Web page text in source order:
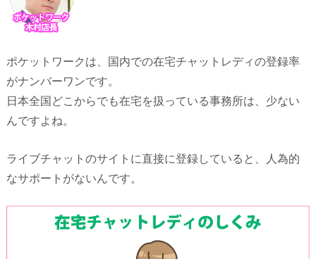
ポケットワークは、国内での在宅チャットレディの登録率
がナンバーワンです。
日本全国どこからでも在宅を扱っている事務所は、少ない
んですよね。
ライブチャットのサイトに直接に登録していると、人為的
なサポートがないんです。